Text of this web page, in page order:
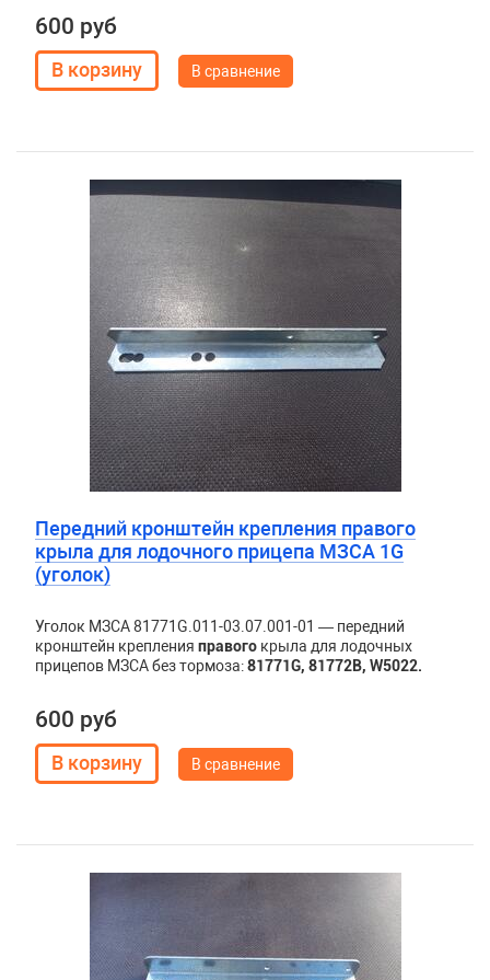
600 руб
В сравнение
Передний кронштейн крепления правого
крыла для лодочного прицепа МЗСА 1G
(уголок)
Уголок МЗСА 81771G.011-03.07.001-01 — передний
кронштейн крепления правого крыла для лодочных
прицепов МЗСА без тормоза:81771G, 81772B, W5022.
600 руб
В сравнение